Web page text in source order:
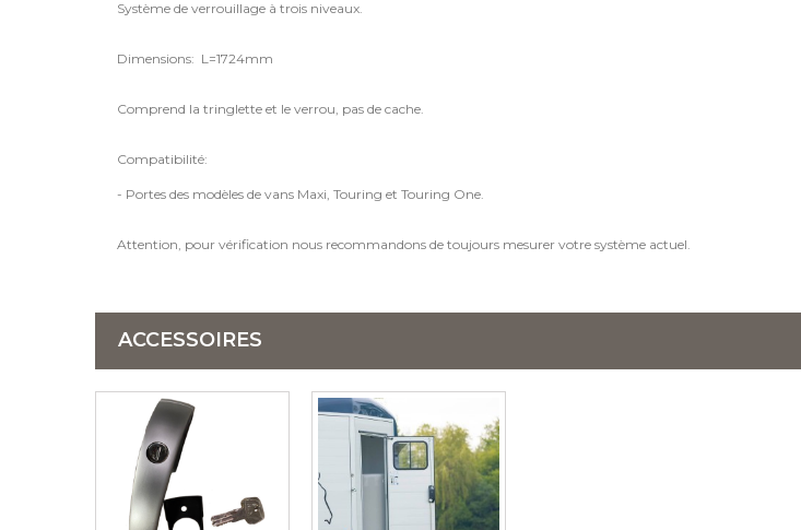
Système de verrouillage à trois niveaux.
Dimensions: L=1724mm
Comprend la tringlette et le verrou, pas de cache.
Compatibilité:
- Portes des modèles de vans Maxi, Touring et Touring One.
Attention, pour vérification nous recommandons de toujours mesurer votre système actuel.
ACCESSOIRES